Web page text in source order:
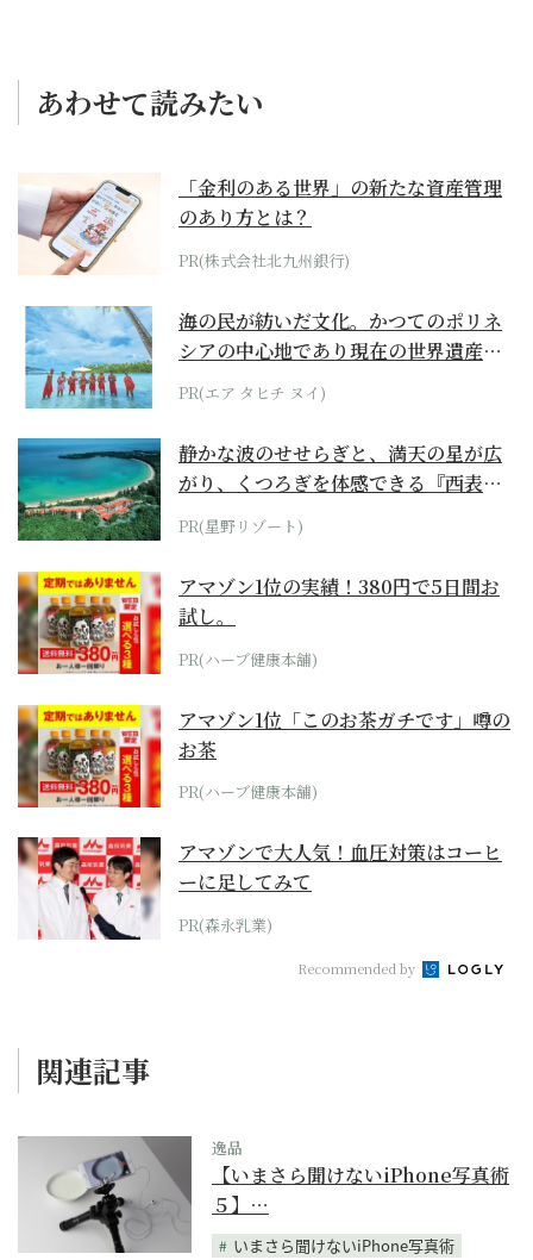
あわせて読みたい
「金利のある世界」の新たな資産管理
のあり方とは？
PR(株式会社北九州銀行)
海の民が紡いだ文化。かつてのポリネ
シアの中心地であり現在の世界遺産か
らみえてくる...
PR(エア タヒチ ヌイ)
静かな波のせせらぎと、満天の星が広
がり、くつろぎを体感できる『西表島
ホテル by...
PR(星野リゾート)
アマゾン1位の実績！380円で5日間お
試し。
PR(ハーブ健康本舗)
アマゾン1位「このお茶ガチです」噂の
お茶
PR(ハーブ健康本舗)
アマゾンで大人気！血圧対策はコーヒ
ーに足してみて
PR(森永乳業)
Recommended by
関連記事
逸品
【いまさら聞けないiPhone写真術
５】…
いまさら聞けないiPhone写真術